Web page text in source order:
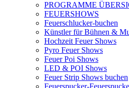
PROGRAMME
FEUERSHOWS
Feuerschlucker-buchen
Künstler für Bühnen &
Hochzeit Feuer Shows
Pyro Feuer Shows
Feuer Poi Shows
LED & POI Shows
Feuer Strip Shows buchen
Feuerspucker-